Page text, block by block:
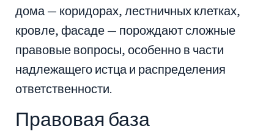
дома — коридорах, лестничных клетках,
кровле, фасаде — порождают сложные
правовые вопросы, особенно в части
надлежащего истца и распределения
ответственности.
Правовая база